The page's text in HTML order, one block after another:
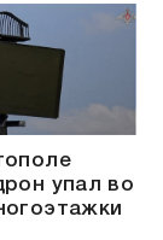
упал во